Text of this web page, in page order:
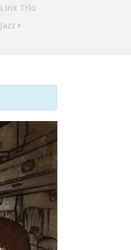
Trio